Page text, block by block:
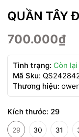
QUẦN TÂY
700.000₫
Tình trạng: Còn lại
Mã Sku:
Thương hiệu:
Kích thước: 29
29 30 31